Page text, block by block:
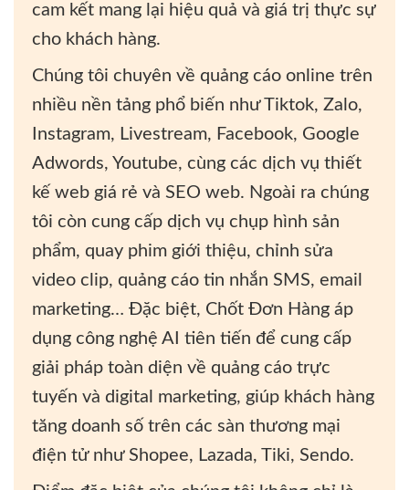
cam kết mang lại hiệu quả và giá trị thực sự
cho khách hàng.
Chúng tôi chuyên về quảng cáo online trên
nhiều nền tảng phổ biến như Tiktok, Zalo,
Instagram, Livestream, Facebook, Google
Adwords, Youtube, cùng các dịch vụ thiết
kế web giá rẻ và SEO web. Ngoài ra chúng
tôi còn cung cấp dịch vụ chụp hình sản
phẩm, quay phim giới thiệu, chỉnh sửa
video clip, quảng cáo tin nhắn SMS, email
marketing… Đặc biệt, Chốt Đơn Hàng áp
dụng công nghệ AI tiên tiến để cung cấp
giải pháp toàn diện về quảng cáo trực
tuyến và digital marketing, giúp khách hàng
tăng doanh số trên các sàn thương mại
điện tử như Shopee, Lazada, Tiki, Sendo.